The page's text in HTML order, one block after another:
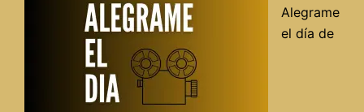
Jaén
del
Alegrame
el día de